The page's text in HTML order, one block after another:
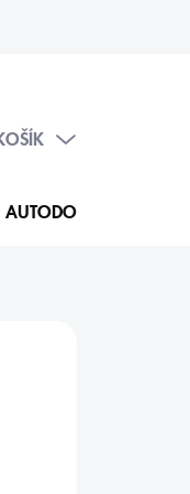
AUTODOPLŇKY